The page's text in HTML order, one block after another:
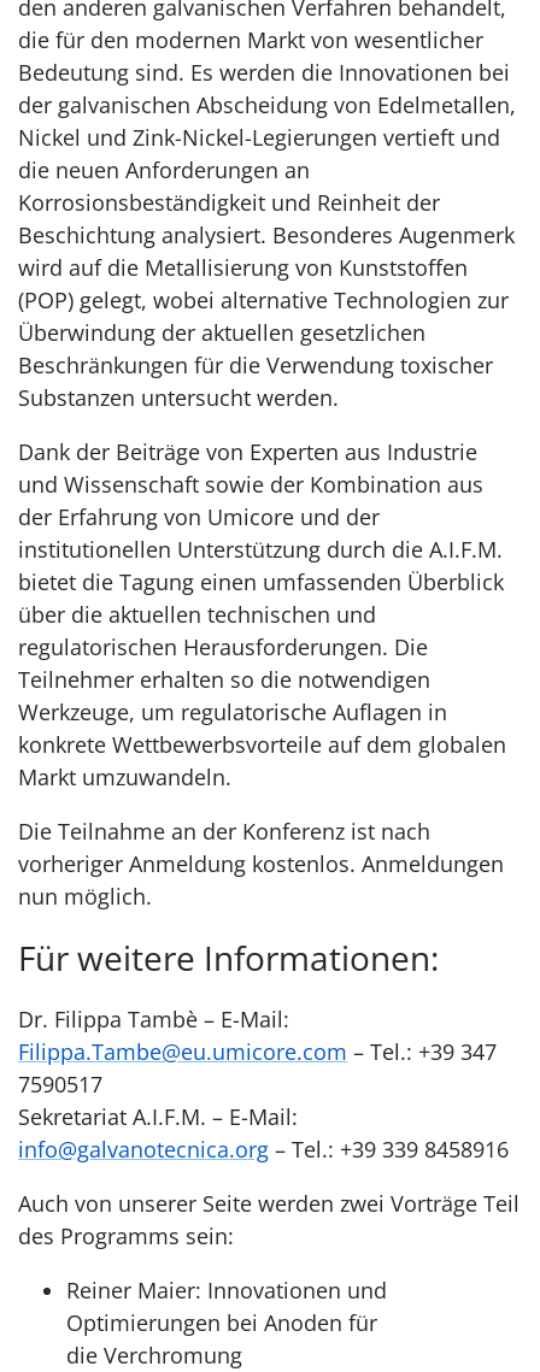
den anderen galvanischen Verfahren behandelt,
die für den modernen Markt von wesentlicher
Bedeutung sind. Es werden die Innovationen bei
der galvanischen Abscheidung von Edelmetallen,
Nickel und Zink-Nickel-Legierungen vertieft und
die neuen Anforderungen an
Korrosionsbeständigkeit und Reinheit der
Beschichtung analysiert. Besonderes Augenmerk
wird auf die Metallisierung von Kunststoffen
(POP) gelegt, wobei alternative Technologien zur
Überwindung der aktuellen gesetzlichen
Beschränkungen für die Verwendung toxischer
Substanzen untersucht werden.
Dank der Beiträge von Experten aus Industrie
und Wissenschaft sowie der Kombination aus
der Erfahrung von Umicore und der
institutionellen Unterstützung durch die A.I.F.M.
bietet die Tagung einen umfassenden Überblick
über die aktuellen technischen und
regulatorischen Herausforderungen. Die
Teilnehmer erhalten so die notwendigen
Werkzeuge, um regulatorische Auflagen in
konkrete Wettbewerbsvorteile auf dem globalen
Markt umzuwandeln.
Die Teilnahme an der Konferenz ist nach
vorheriger Anmeldung kostenlos. Anmeldungen
nun möglich.
Für weitere Informationen:
Dr. Filippa Tambè – E-Mail:
Filippa.Tambe@eu.umicore.com – Tel.: +39 347
7590517
Sekretariat A.I.F.M. – E-Mail:
info@galvanotecnica.org – Tel.: +39 339 8458916
Auch von unserer Seite werden zwei Vorträge Teil
des Programms sein:
Reiner Maier: Innovationen und
Optimierungen bei Anoden für
die Verchromung